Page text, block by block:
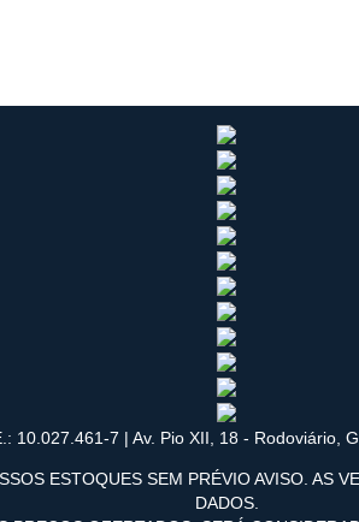
10.027.461-7 | Av. Pio XII, 18 - Rodoviário,
ESTOQUES SEM PRÉVIO AVISO. AS
DADOS.